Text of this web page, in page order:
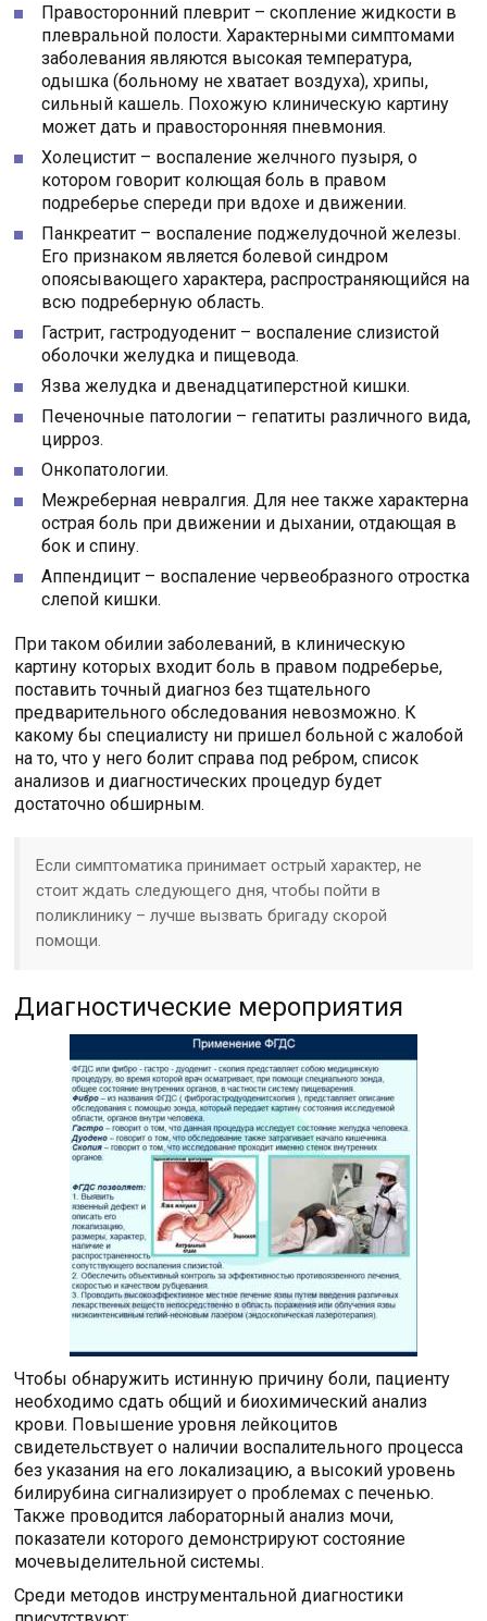
Правосторонний плеврит – скопление жидкости в
плевральной полости. Характерными симптомами
заболевания являются высокая температура,
одышка (больному не хватает воздуха), хрипы,
сильный кашель. Похожую клиническую картину
может дать и правосторонняя пневмония.
Холецистит – воспаление желчного пузыря, о
котором говорит колющая боль в правом
подреберье спереди при вдохе и движении.
Панкреатит – воспаление поджелудочной железы.
Его признаком является болевой синдром
опоясывающего характера, распространяющийся на
всю подреберную область.
Гастрит, гастродуоденит – воспаление слизистой
оболочки желудка и пищевода.
Язва желудка и двенадцатиперстной кишки.
Печеночные патологии – гепатиты различного вида,
цирроз.
Онкопатологии.
Межреберная невралгия. Для нее также характерна
острая боль при движении и дыхании, отдающая в
бок и спину.
Аппендицит – воспаление червеобразного отростка
слепой кишки.
При таком обилии заболеваний, в клиническую
картину которых входит боль в правом подреберье,
поставить точный диагноз без тщательного
предварительного обследования невозможно. К
какому бы специалисту ни пришел больной с жалобой
на то, что у него болит справа под ребром, список
анализов и диагностических процедур будет
достаточно обширным.
Если симптоматика принимает острый характер, не
стоит ждать следующего дня, чтобы пойти в
поликлинику – лучше вызвать бригаду скорой
помощи.
Диагностические мероприятия
Чтобы обнаружить истинную причину боли, пациенту
необходимо сдать общий и биохимический анализ
крови. Повышение уровня лейкоцитов
свидетельствует о наличии воспалительного процесса
без указания на его локализацию, а высокий уровень
билирубина сигнализирует о проблемах с печенью.
Также проводится лабораторный анализ мочи,
показатели которого демонстрируют состояние
мочевыделительной системы.
Среди методов инструментальной диагностики